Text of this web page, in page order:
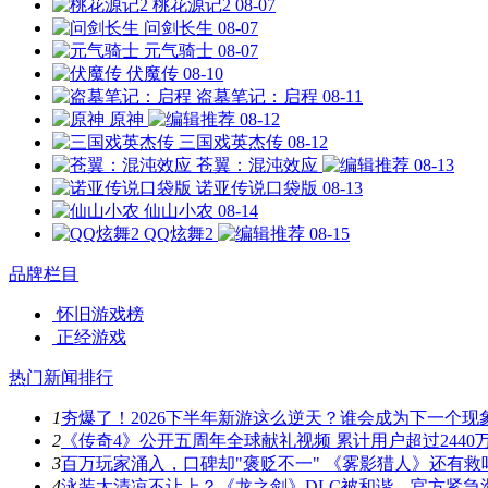
桃花源记2 08-07
问剑长生 08-07
元气骑士 08-07
伏魔传 08-10
盗墓笔记：启程 08-11
原神
08-12
三国戏英杰传 08-12
苍翼：混沌效应
08-13
诺亚传说口袋版 08-13
仙山小农 08-14
QQ炫舞2
08-15
品牌栏目
怀旧游戏榜
正经游戏
热门新闻排行
1夯爆了！2026下半年新游这么逆天？谁会成为下一个现
2 《传奇4》公开五周年全球献礼视频 累计用户超过2440
3百万玩家涌入，口碑却"褒贬不一" 《雾影猎人》还有救